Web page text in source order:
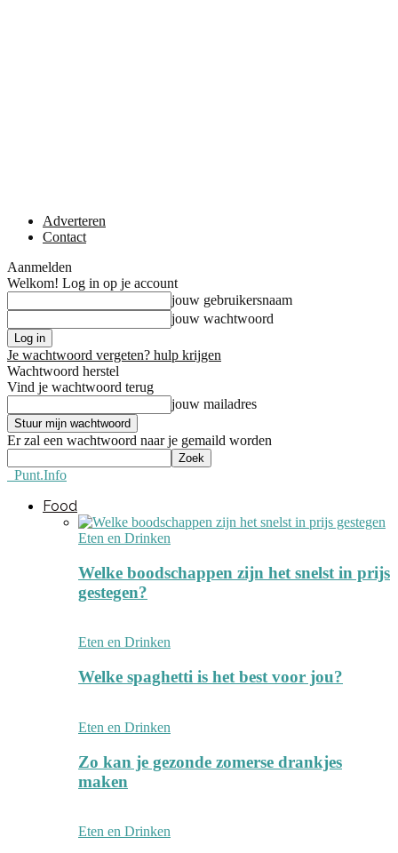
Adverteren
Contact
Aanmelden
Welkom! Log in op je account
jouw gebruikersnaam
jouw wachtwoord
Je wachtwoord vergeten? hulp krijgen
Wachtwoord herstel
Vind je wachtwoord terug
jouw mailadres
Er zal een wachtwoord naar je gemaild worden
Punt.Info
Food
Eten en Drinken
Welke boodschappen zijn het snelst in prijs
gestegen?
Eten en Drinken
Welke spaghetti is het best voor jou?
Eten en Drinken
Zo kan je gezonde zomerse drankjes
maken
Eten en Drinken